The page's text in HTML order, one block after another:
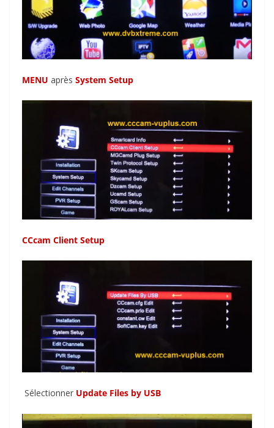
MENU après System Setup
CCcam Client Setup
Sélectionner Update Files by USB